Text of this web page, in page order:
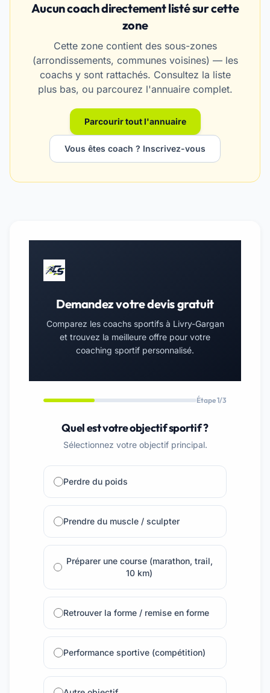
Aucun coach directement listé sur cette
zone
Cette zone contient des sous-zones
(arrondissements, communes voisines) — les
coachs y sont rattachés. Consultez la liste
plus bas, ou parcourez l'annuaire complet.
Parcourir tout l'annuaire
Vous êtes coach ? Inscrivez-vous
Demandez votre devis gratuit
Comparez les coachs sportifs à Livry-Gargan
et trouvez la meilleure offre pour votre
coaching sportif personnalisé.
Étape 1/3
Quel est votre objectif sportif ?
Sélectionnez votre objectif principal.
Perdre du poids
Prendre du muscle / sculpter
Préparer une course (marathon, trail,
10 km)
Retrouver la forme / remise en forme
Performance sportive (compétition)